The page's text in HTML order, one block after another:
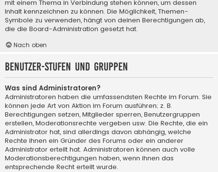
mit einem Thema in Verbindung stehen können, um dessen
Inhalt kennzeichnen zu können. Die Möglichkeit, Themen-
Symbole zu verwenden, hängt von deinen Berechtigungen ab,
die die Board-Administration gesetzt hat.
Nach oben
Benutzer-Stufen und Gruppen
Was sind Administratoren?
Administratoren haben die umfassendsten Rechte im Forum. Sie
können jede Art von Aktion im Forum ausführen; z. B.
Berechtigungen setzen, Mitglieder sperren, Benutzergruppen
erstellen, Moderationsrechte vergeben usw. Die Rechte, die ein
Administrator hat, sind allerdings davon abhängig, welche
Rechte ihnen ein Gründer des Forums oder ein anderer
Administrator erteilt hat. Administratoren können auch volle
Moderationsberechtigungen haben, wenn ihnen das
entsprechende Recht erteilt wurde.